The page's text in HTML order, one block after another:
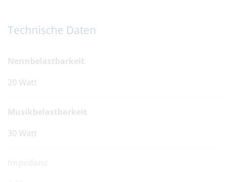
Technische Daten
Nennbelastbarkeit
20 Watt
Musikbelastbarkeit
30 Watt